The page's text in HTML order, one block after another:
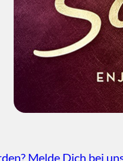
Melde Dich bei